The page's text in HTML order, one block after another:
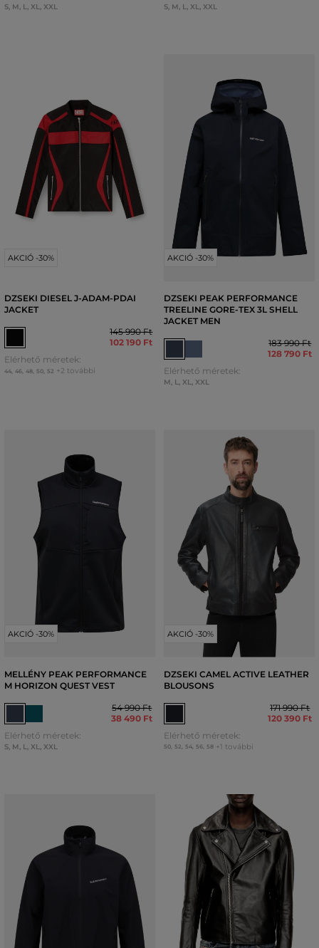
S, M, L, XL, XXL S, M, L, XL, XXL
AKCIÓ -30%
DZSEKI DIESEL J-ADAM-PDAI
JACKET
145 990 Ft
102 190 Ft
Elérhető méretek:
44, 46, 48, 50, 52 +2 további
AKCIÓ -30%
DZSEKI PEAK PERFORMANCE
TREELINE GORE-TEX 3L SHELL
JACKET MEN
183 990 Ft
128 790 Ft
Elérhető méretek:
M, L, XL, XXL
AKCIÓ -30%
MELLÉNY PEAK PERFORMANCE
M HORIZON QUEST VEST
54 990 Ft
38 490 Ft
Elérhető méretek:
S, M L XL XXL
AKCIÓ -30%
DZSEKI CAMEL ACTIVE LEATHER
BLOUSONS
171 990 Ft
120 390 Ft
Elérhető méretek:
50, 52, 54, 56, 58 +1 további